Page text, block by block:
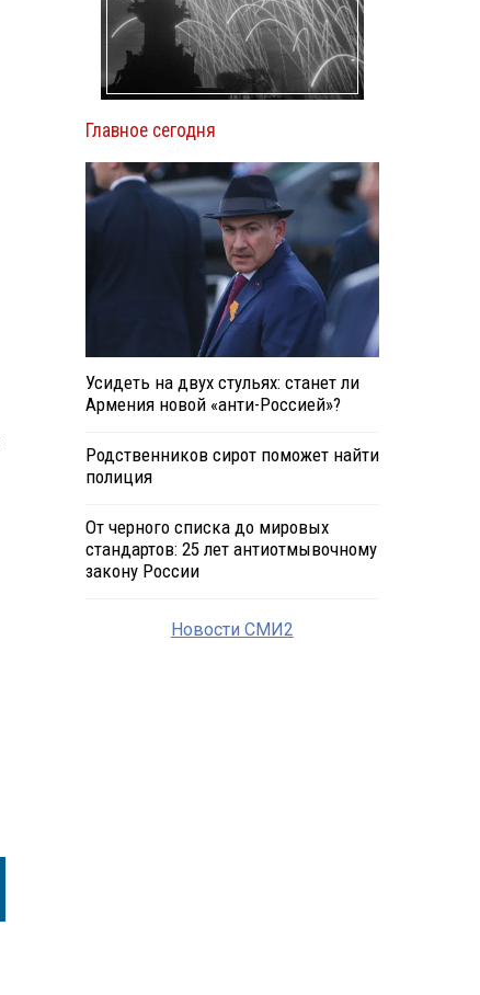
Главное сегодня
Усидеть на двух стульях: станет ли
Армения новой «анти-Россией»?
Родственников сирот поможет найти
полиция
От черного списка до мировых
стандартов: 25 лет антиотмывочному
закону России
Новости СМИ2